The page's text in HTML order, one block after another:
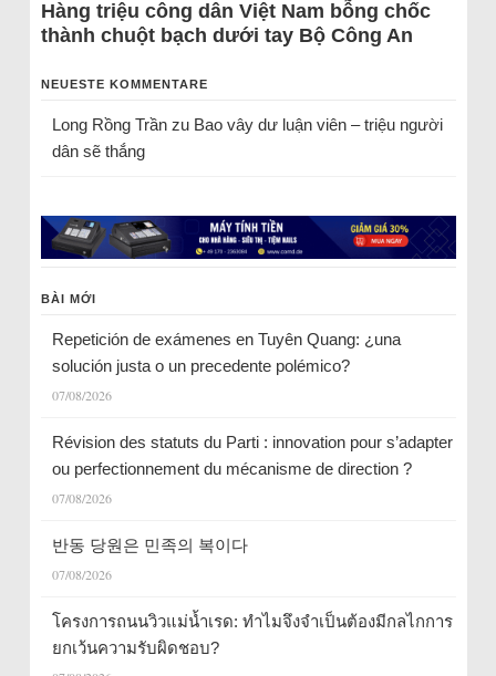
Hàng triệu công dân Việt Nam bỗng chốc
thành chuột bạch dưới tay Bộ Công An
NEUESTE KOMMENTARE
Long Rồng Trầnzu Bao vây dư luận viên – triệu người
dân sẽ thắng
BÀI MỚI
Repetición de exámenes en Tuyên Quang: ¿una
solución justa o un precedente polémico?
07/08/2026
Révision des statuts du Parti : innovation pour s’adapter
ou perfectionnement du mécanisme de direction ?
07/08/2026
반동 당원은 민족의 복이다
07/08/2026
โครงการถนนวิวแม่น้ำเรด: ทำไมจึงจำเป็นต้องมีกลไกการ
ยกเว้นความรับผิดชอบ?